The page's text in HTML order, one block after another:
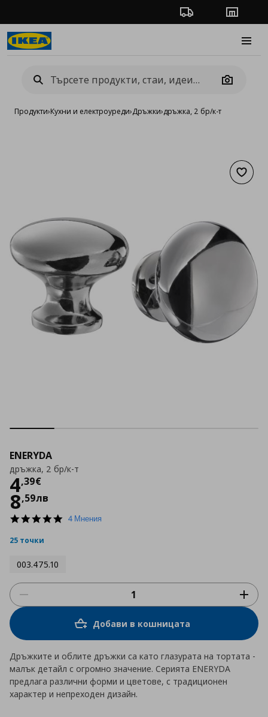
Проследяване на
Camera
Продукти›Кухни и електроуреди›Дръжки›дръжка, 2 бр/к-т
ENERYDA
дръжка, 2 бр/к-т
4,39€
Цена
8,59лв
5.0
4 Мнения
25 точки
003.475.10
Добави в кошницата
Дръжките и облите дръжки са като глазурата на тортата -
малък детайл с огромно значение. Серията ENERYDA
предлага различни форми и цветове, с традиционен
характер и непреходен дизайн.